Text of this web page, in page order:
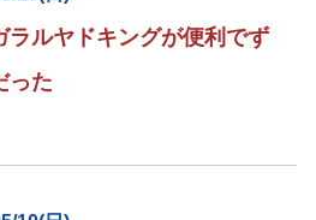
ラルヤドキングが便利でず
った